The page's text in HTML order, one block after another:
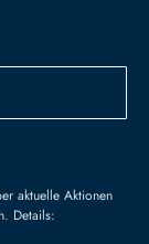
aktuelle Aktionen
Details: